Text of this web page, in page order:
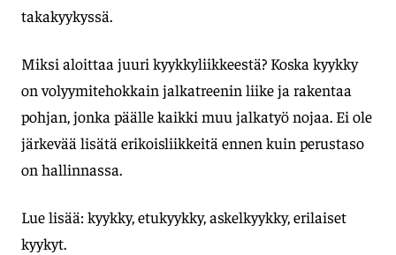
takakyykyssä.
Miksi aloittaa juuri kyykkyliikkeestä? Koska kyykky
on volyymitehokkain jalkatreenin liike ja rakentaa
pohjan, jonka päälle kaikki muu jalkatyö nojaa. Ei ole
järkevää lisätä erikoisliikkeitä ennen kuin perustaso
on hallinnassa.
Lue lisää: kyykky, etukyykky, askelkyykky, erilaiset
kyykyt.